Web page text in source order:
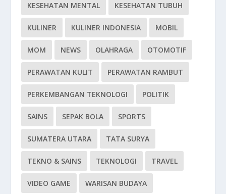
KESEHATAN MENTAL KESEHATAN TUBUH
KULINER KULINER INDONESIA MOBIL
MOM NEWS OLAHRAGA OTOMOTIF
PERAWATAN KULIT PERAWATAN RAMBUT
PERKEMBANGAN TEKNOLOGI POLITIK
SAINS SEPAK BOLA SPORTS
SUMATERA UTARA TATA SURYA
TEKNO & SAINS TEKNOLOGI TRAVEL
VIDEO GAME WARISAN BUDAYA